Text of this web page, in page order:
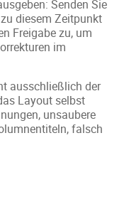
Senden Sie
diesem Zeitpunkt
Freigabe zu, um
im
ausschließlich der
Layout selbst
unsaubere
falsch